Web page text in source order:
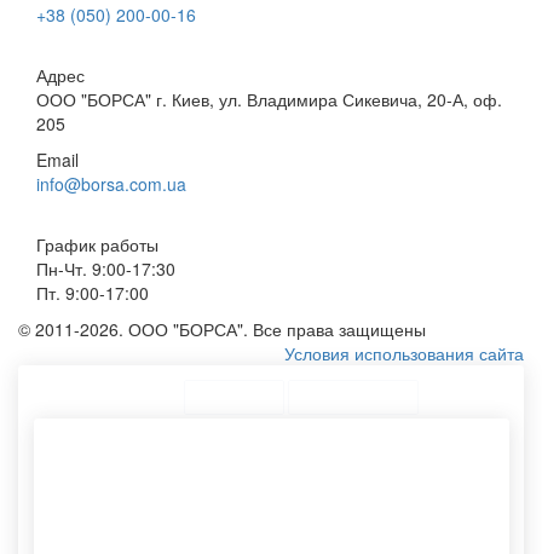
+38 (050) 200-00-16
Адрес
ООО "БОРСА" г. Киев, ул. Владимира Сикевича, 20-А, оф.
205
Email
info@borsa.com.ua
График работы
Пн-Чт. 9:00-17:30
Пт. 9:00-17:00
© 2011-2026. ООО "БОРСА". Все права защищены
Условия использования сайта